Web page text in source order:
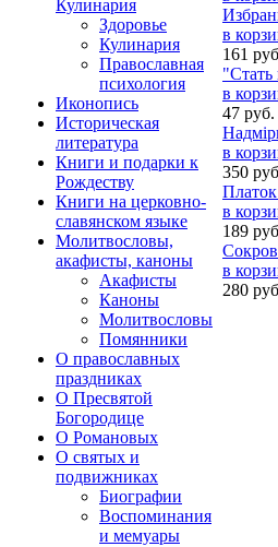
Кулинария
Здоровье
Кулинария
Православная
психология
Иконопись
Историческая
литература
Книги и подарки к
Рождеству
Книги на церковно-
славянском языке
Молитвословы,
акафисты, каноны
Акафисты
Каноны
Молитвословы
Помянники
О православных
праздниках
О Пресвятой
Богородице
О Романовых
О святых и
подвижниках
Биографии
Воспоминания
и мемуары
в
161
"Стать
в
47 руб.
в
350
в
189
в
280